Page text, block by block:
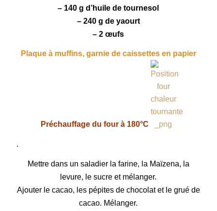
– 140 g d’huile de tournesol
– 240 g de yaourt
– 2 œufs
Plaque à muffins, garnie de caissettes en papier
Préchauffage du four à 180°C
.
Mettre dans un saladier la farine, la Maïzena, la
levure, le sucre et mélanger.
Ajouter le cacao, les pépites de chocolat et le grué de
cacao. Mélanger.